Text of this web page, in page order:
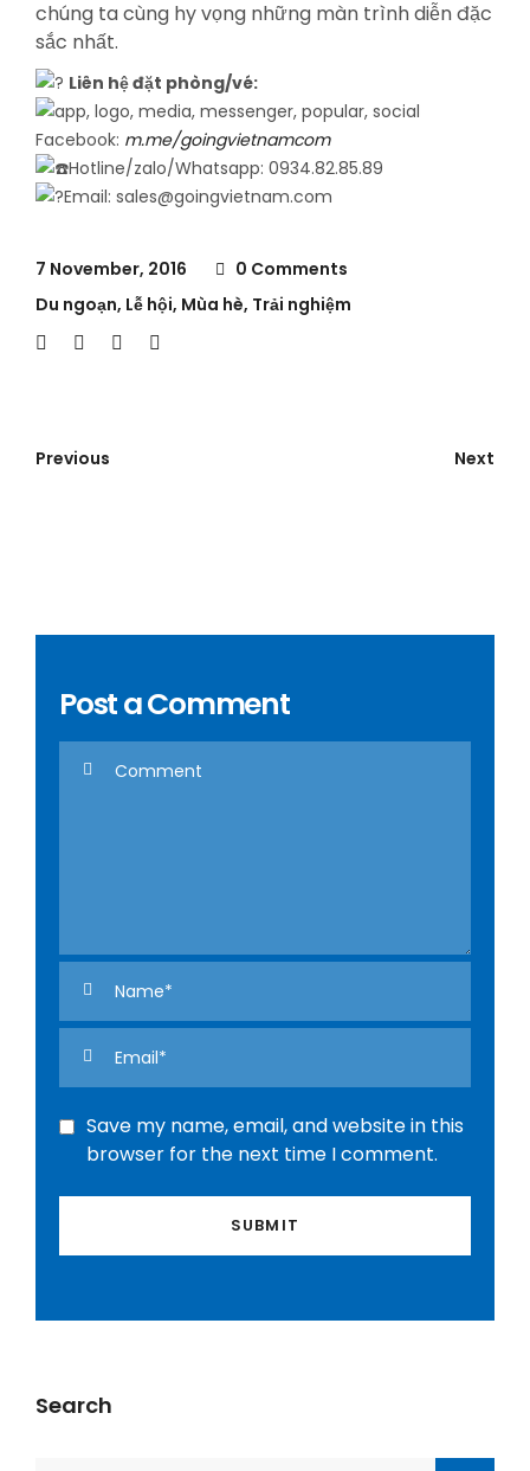
chúng ta cùng hy vọng những màn trình diễn đặc
sắc nhất.
Liên hệ đặt phòng/vé:
Facebook: m.me/goingvietnamcom
Hotline/zalo/Whatsapp: 0934.82.85.89
Email: sales@goingvietnam.com
7 November, 2016
0 Comments
Du ngoạn, Lễ hội, Mùa hè, Trải nghiệm
Previous Next
Post a Comment
Save my name, email, and website in this
browser for the next time I comment.
Search